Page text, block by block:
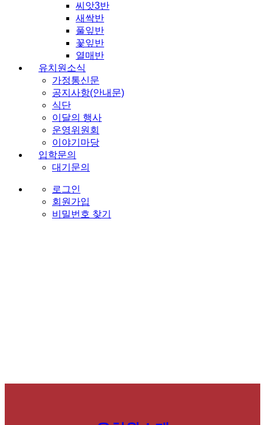
씨앗3반
새싹반
풀잎반
꽃잎반
열매반
유치원소식
가정통신문
공지사항(안내문)
식단
이달의 행사
운영위원회
이야기마당
입학문의
대기문의
로그인
회원가입
비밀번호 찾기